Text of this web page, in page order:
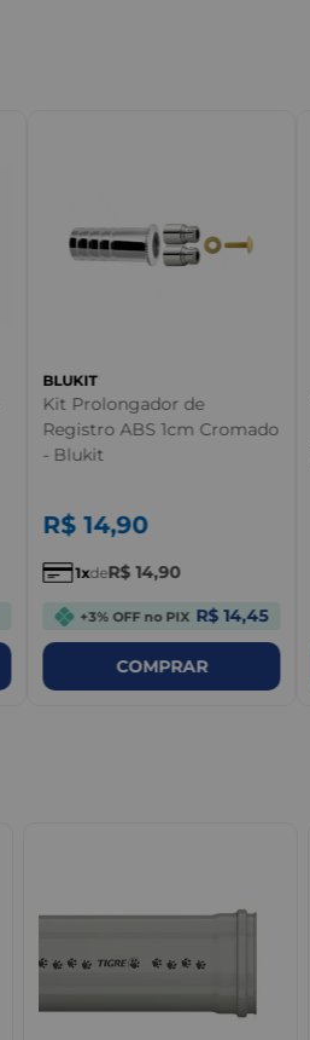
BLUKIT
Kit Prolongador de
Registro ABS 1cm Cromado
- Blukit
R$ 14,90
1 deR$ 14,90
+3% OFF no PIX R$ 14,45
COMPRAR